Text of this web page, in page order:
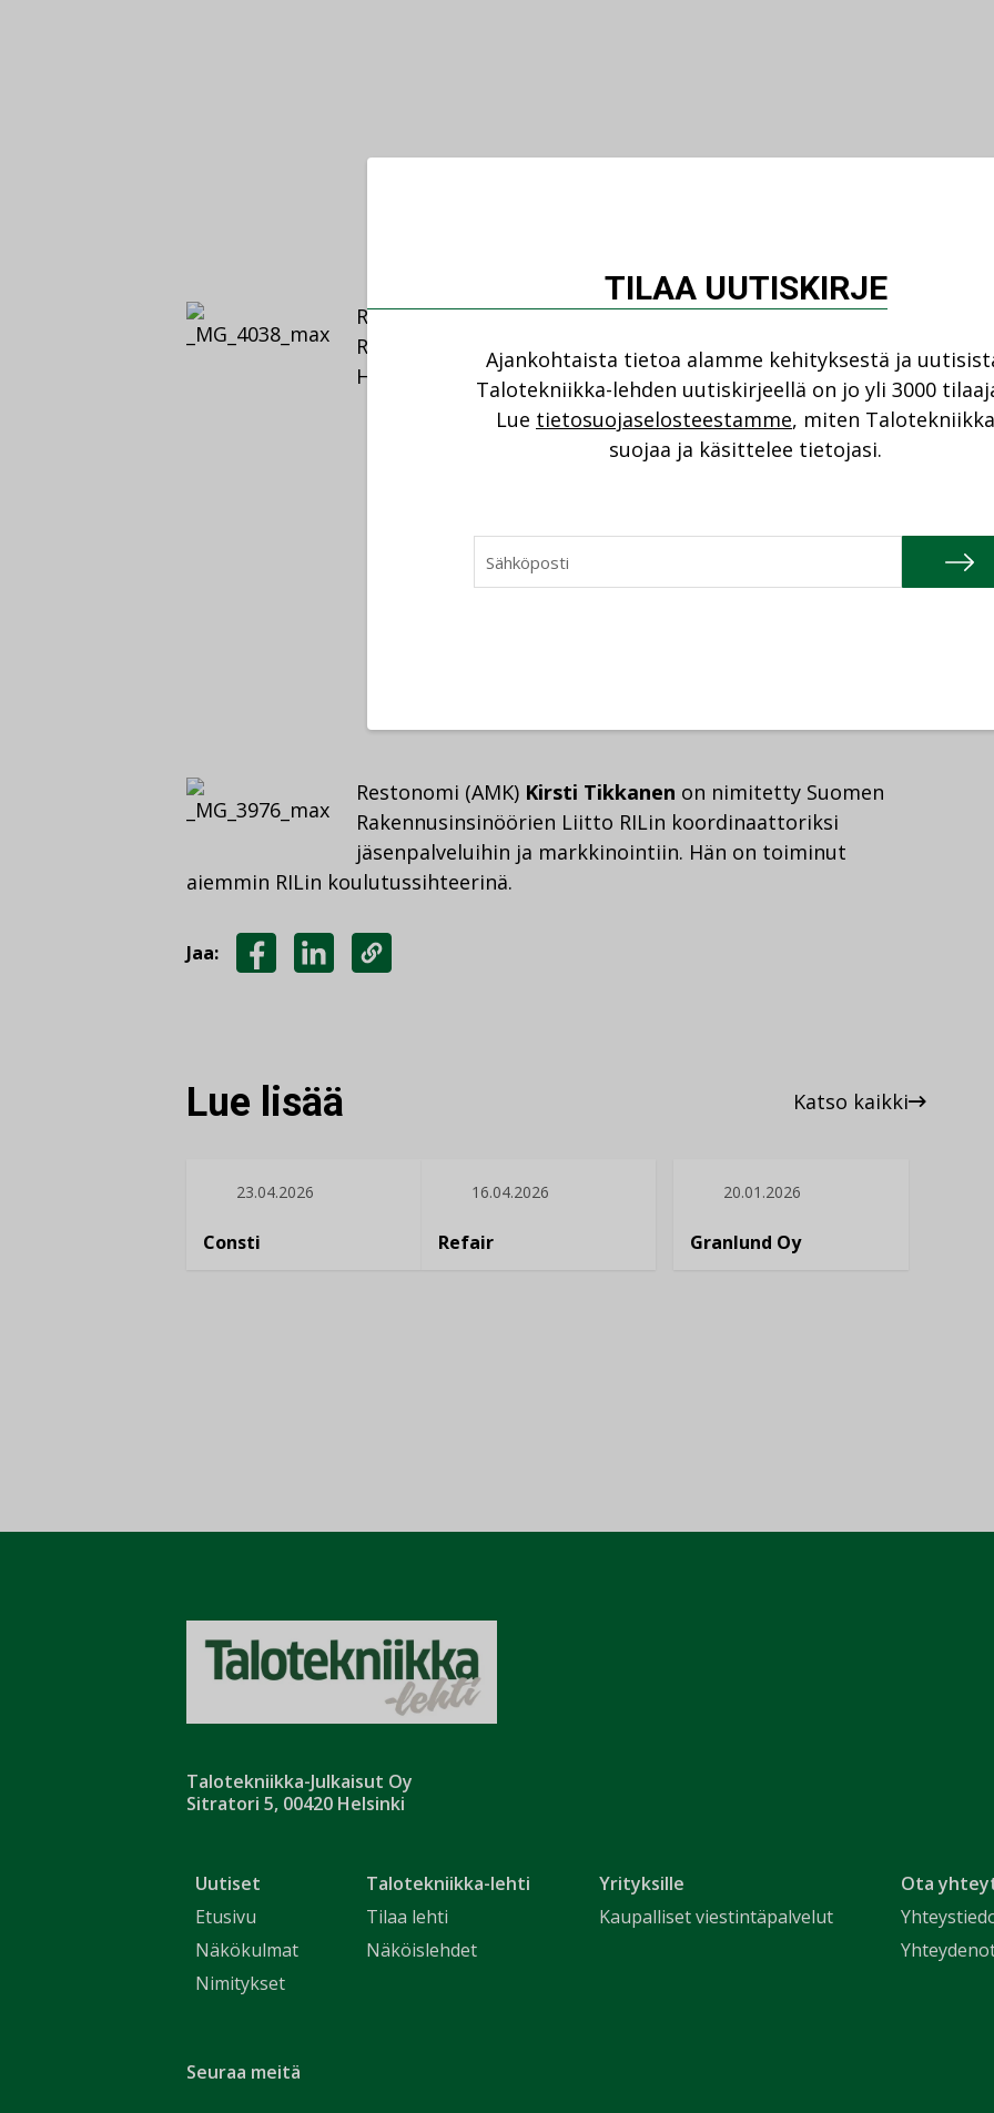
Restonomi (AMK)Ville Raasakkaon nimitetty Suomen
Rakennusinsinöörien Liitto RILin koulutussuunnittelijaksi.
Hän on toiminut aiemmin RILIn koulutussihteerinä.
Restonomi (AMK) Kirsti Tikkanen on nimitetty Suomen
Rakennusinsinöörien Liitto RILin koordinaattoriksi
jäsenpalveluihin ja markkinointiin. Hän on toiminut
aiemmin RILin koulutussihteerinä.
Jaa:
Lue lisää Katso kaikki
23.04.2026
Consti
16.04.2026
Refair
20.01.2026
Granlund Oy
Talotekniikka-Julkaisut Oy
Sitratori 5, 00420 Helsinki
Uutiset
Etusivu
Näkökulmat
Nimitykset
Talotekniikka-lehti
Tilaa lehti
Näköislehdet
Yrityksille
Kaupalliset viestintäpalvelut
Ota
Seuraa meitä
TILAA UUTISKIRJE
Ajankohtaista tietoa alamme kehityksestä ja
Talotekniikka-lehden uutiskirjeellä on jo yli 3000
Lue tietosuojaselosteestamme, miten Talotekniikka
suojaa ja käsittelee tietojasi.